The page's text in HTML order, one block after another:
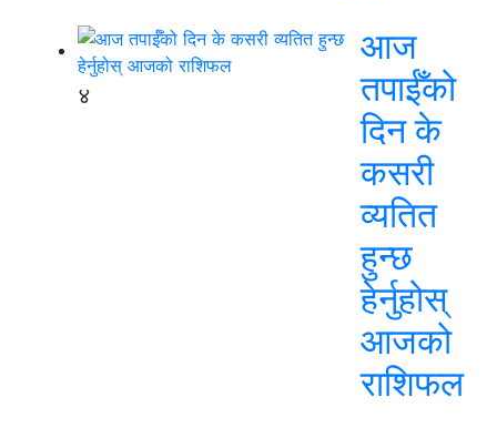
४
आज
तपाईँको
दिन के
कसरी
व्यतित
हुन्छ
हेर्नुहोस्
आजको
राशिफल